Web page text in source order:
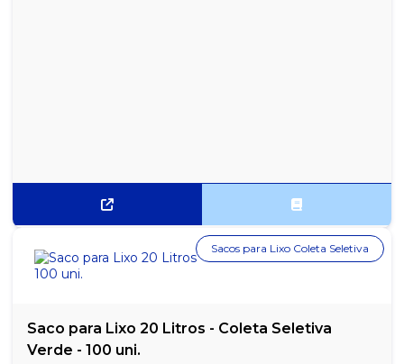
Saco para Lixo 20 Litros - Coleta Seletiva
Verde - 100 uni.
Sacos para Lixo Coleta Seletiva